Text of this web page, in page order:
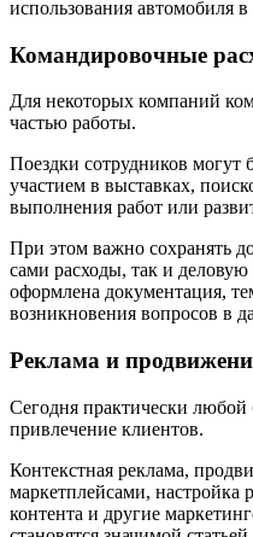
использования автомобиля
Командировочные
Для некоторых компаний
частью работы.
Поездки сотрудников могут
участием в выставках,
выполнения работ или
При этом важно сохранять
сами расходы, так и
оформлена документация,
возникновения вопросов в
Реклама и
Сегодня практически любой
привлечение клиентов.
Контекстная реклама,
маркетплейсами, настройка
контента и другие